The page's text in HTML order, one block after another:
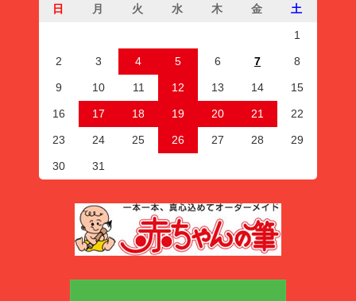
日 月 火 水 木 金 土
1
2 3 4 5 6 7 8
9 10 11 12 13 14 15
16 17 18 19 20 21 22
23 24 25 26 27 28 29
30 31